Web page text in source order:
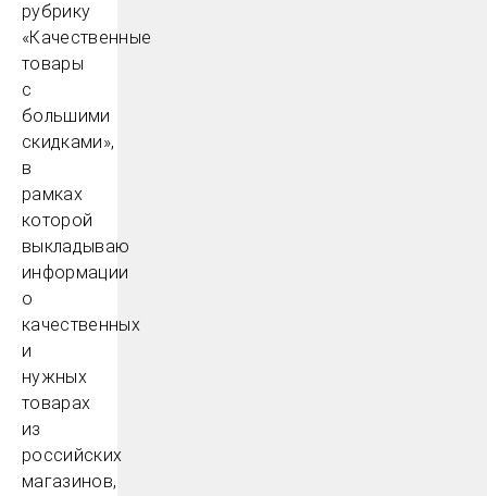
рубрику
«Качественные
товары
с
большими
скидками»,
в
рамках
которой
выкладываю
информации
о
качественных
и
нужных
товарах
из
российских
магазинов,